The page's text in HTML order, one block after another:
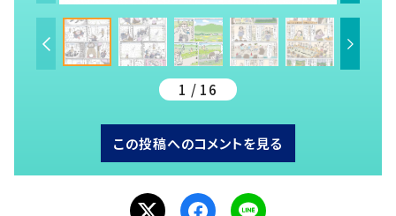
1 / 16
この投稿へのコメントを見る